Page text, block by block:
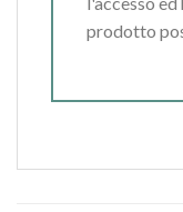
prodotto